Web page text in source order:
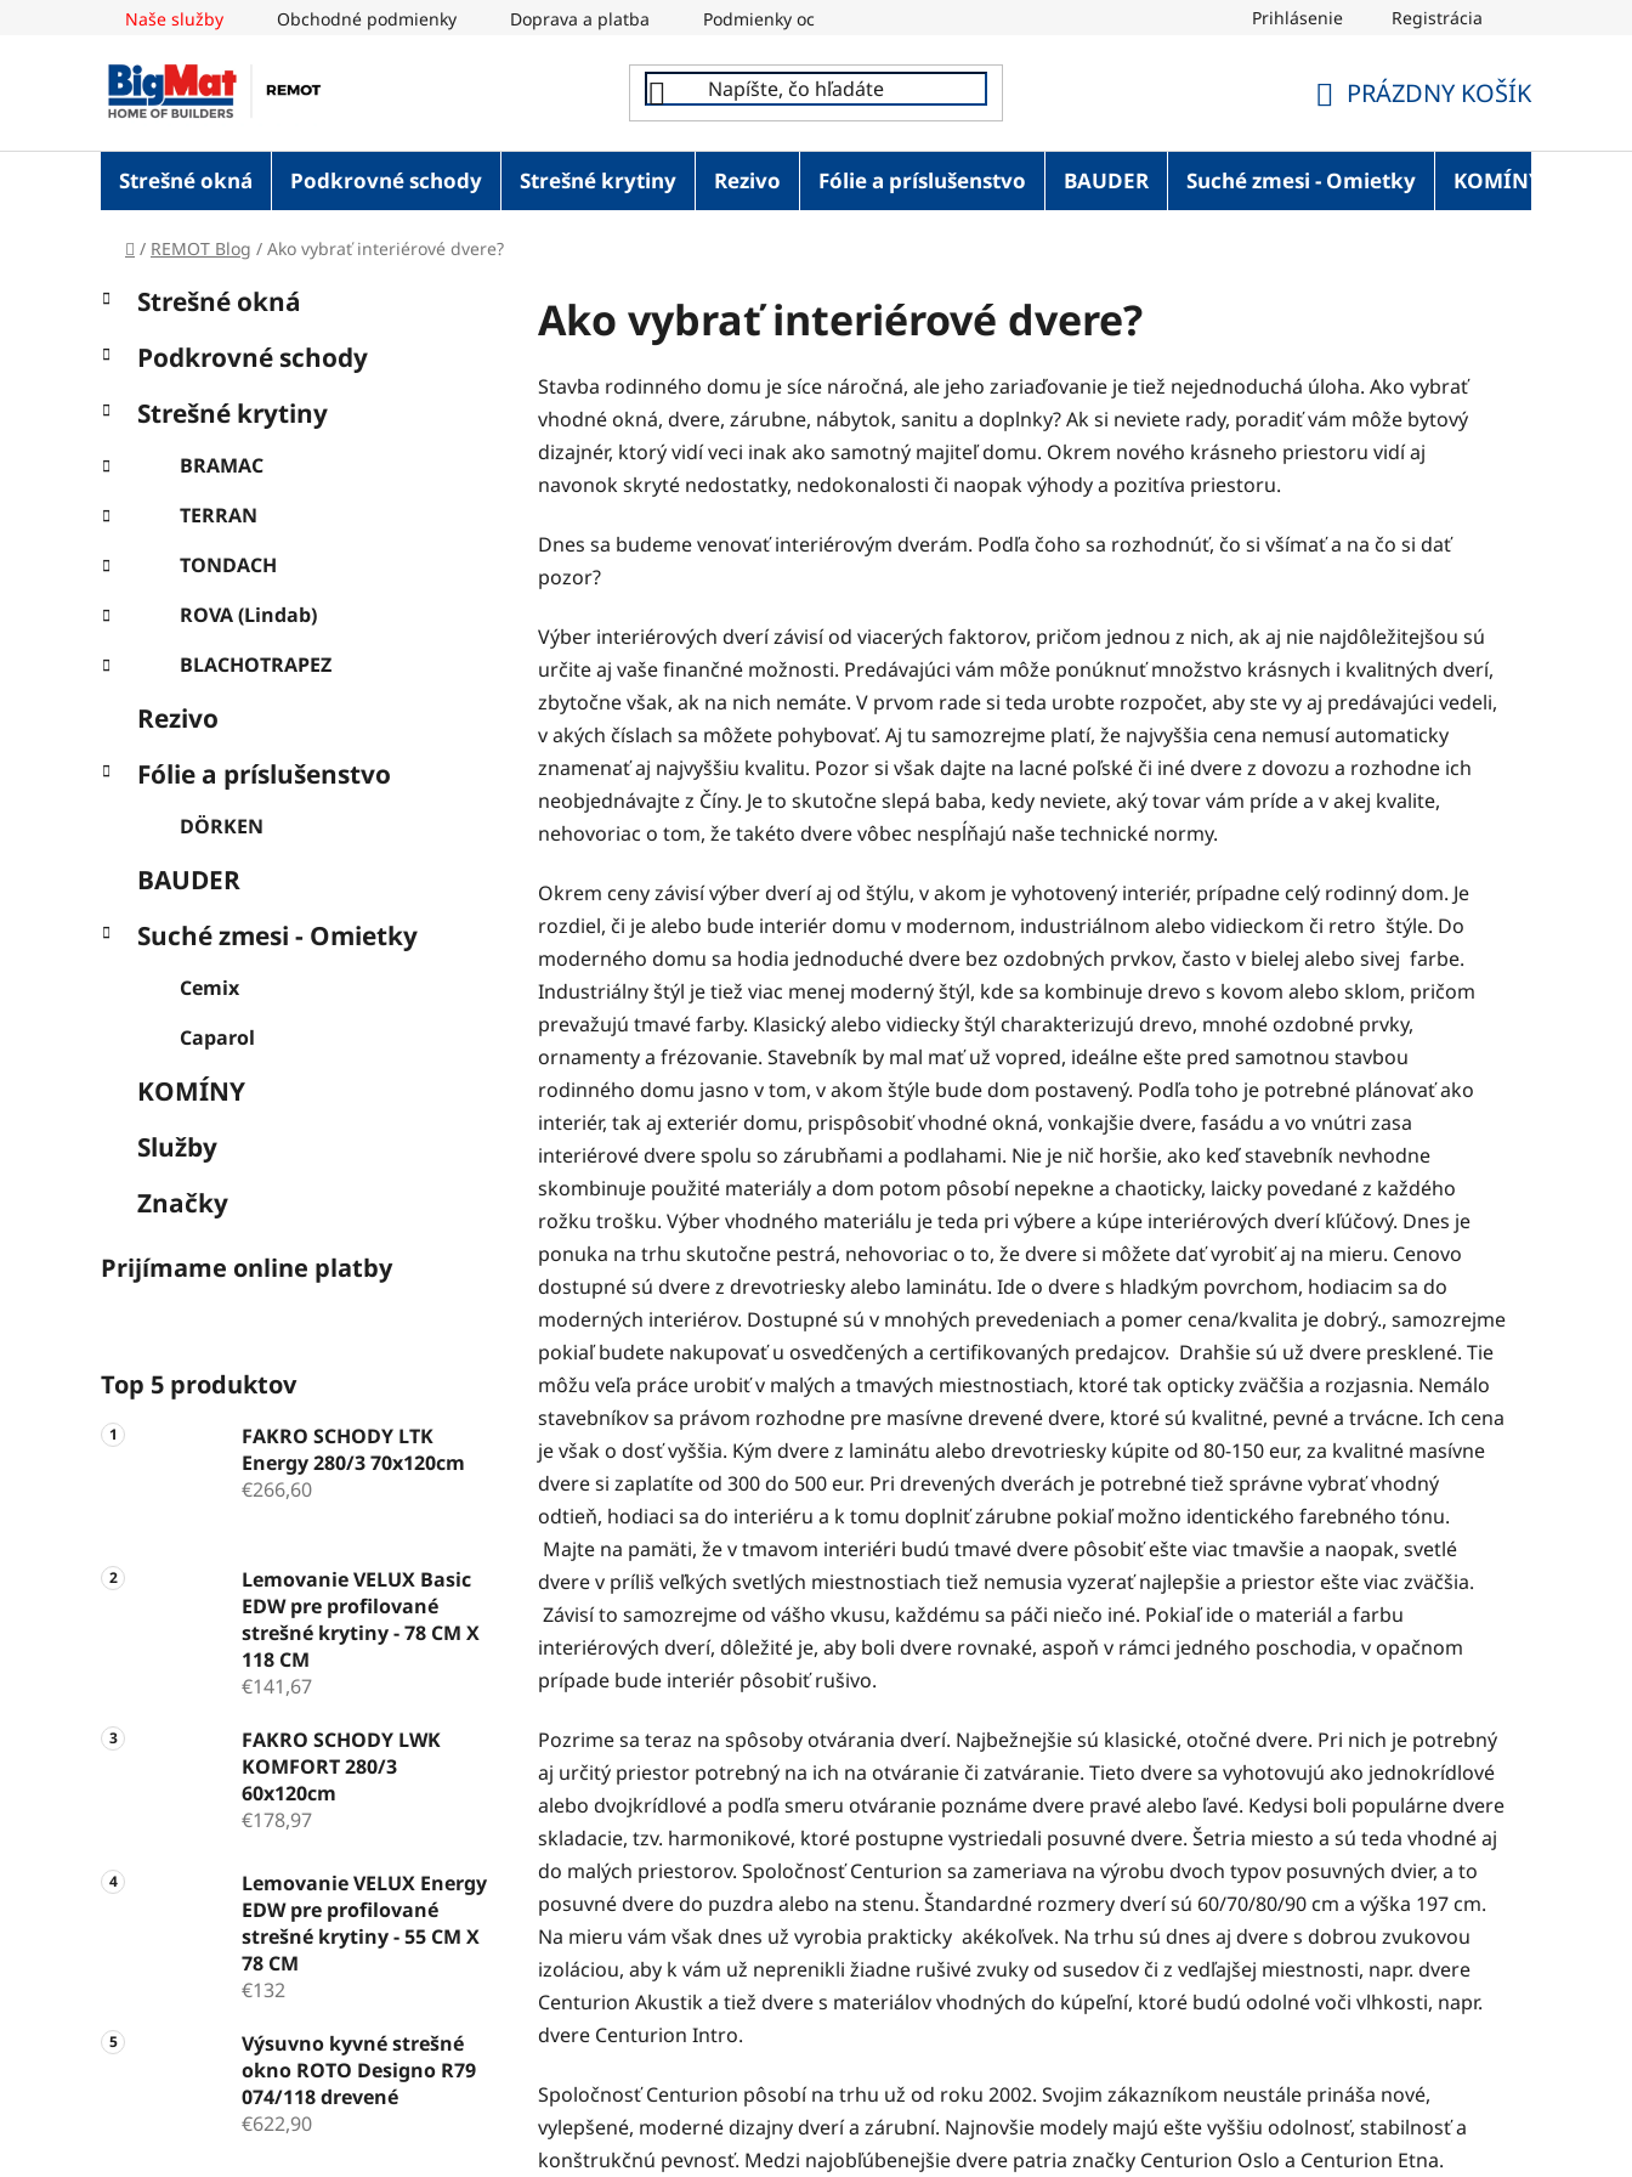
Naše služby Obchodné podmienky Doprava a platba Podmienky ochrany osobných údajov Strechaonline.sk - informácie z prvej ruky
Prihlásenie Registrácia
KOŠÍK
PRÁZDNY KOŠÍK
Strešné okná Podkrovné schody Strešné krytiny Rezivo Fólie a príslušenstvo BAUDER Suché zmesi - Omietky KOMÍNY
Domov
/ REMOT Blog / Ako vybrať interiérové dvere?
B
o
č
ý
a
n
l
kategórie
K
a
e
ó
i
Strešné okná
Podkrovné schody
Strešné krytiny
BRAMAC
TERRAN
TONDACH
ROVA (Lindab)
BLACHOTRAPEZ
Rezivo
Fólie a príslušenstvo
DÖRKEN
BAUDER
Suché zmesi - Omietky
Cemix
Caparol
KOMÍNY
Služby
Značky
Prijímame online platby
Top 5 produktov
FAKRO SCHODY LTK
Energy 280/3 70x120cm
€266,60
Lemovanie VELUX Basic
EDW pre profilované
strešné krytiny - 78 CM X
118 CM
€141,67
FAKRO SCHODY LWK
KOMFORT 280/3
60x120cm
€178,97
Lemovanie VELUX Energy
EDW pre profilované
strešné krytiny - 55 CM X
78 CM
€132
Výsuvno kyvné strešné
okno ROTO Designo R79
074/118 drevené
€622,90
Ako vybrať interiérové dvere?
Stavba rodinného domu je síce náročná, ale jeho zariaďovanie je tiež nejednoduchá úloha. Ako vybrať
vhodné okná, dvere, zárubne, nábytok, sanitu a doplnky? Ak si neviete rady, poradiť vám môže bytový
dizajnér, ktorý vidí veci inak ako samotný majiteľ domu. Okrem nového krásneho priestoru vidí aj
navonok skryté nedostatky, nedokonalosti či naopak výhody a pozitíva priestoru.
Dnes sa budeme venovať interiérovým dverám. Podľa čoho sa rozhodnúť, čo si všímať a na čo si dať
pozor?
Výber interiérových dverí závisí od viacerých faktorov, pričom jednou z nich, ak aj nie najdôležitejšou sú
určite aj vaše finančné možnosti. Predávajúci vám môže ponúknuť množstvo krásnych i kvalitných dverí,
zbytočne však, ak na nich nemáte. V prvom rade si teda urobte rozpočet, aby ste vy aj predávajúci vedeli,
v akých číslach sa môžete pohybovať. Aj tu samozrejme platí, že najvyššia cena nemusí automaticky
znamenať aj najvyššiu kvalitu. Pozor si však dajte na lacné poľské či iné dvere z dovozu a rozhodne ich
neobjednávajte z Číny. Je to skutočne slepá baba, kedy neviete, aký tovar vám príde a v akej kvalite,
nehovoriac o tom, že takéto dvere vôbec nespĺňajú naše technické normy.
Okrem ceny závisí výber dverí aj od štýlu, v akom je vyhotovený interiér, prípadne celý rodinný dom. Je
rozdiel, či je alebo bude interiér domu v modernom, industriálnom alebo vidieckom či retro štýle. Do
moderného domu sa hodia jednoduché dvere bez ozdobných prvkov, často v bielej alebo sivej farbe.
Industriálny štýl je tiež viac menej moderný štýl, kde sa kombinuje drevo s kovom alebo sklom, pričom
prevažujú tmavé farby. Klasický alebo vidiecky štýl charakterizujú drevo, mnohé ozdobné prvky,
ornamenty a frézovanie. Stavebník by mal mať už vopred, ideálne ešte pred samotnou stavbou
rodinného domu jasno v tom, v akom štýle bude dom postavený. Podľa toho je potrebné plánovať ako
interiér, tak aj exteriér domu, prispôsobiť vhodné okná, vonkajšie dvere, fasádu a vo vnútri zasa
interiérové dvere spolu so zárubňami a podlahami. Nie je nič horšie, ako keď stavebník nevhodne
skombinuje použité materiály a dom potom pôsobí nepekne a chaoticky, laicky povedané z každého
rožku trošku. Výber vhodného materiálu je teda pri výbere a kúpe interiérových dverí kľúčový. Dnes je
ponuka na trhu skutočne pestrá, nehovoriac o to, že dvere si môžete dať vyrobiť aj na mieru. Cenovo
dostupné sú dvere z drevotriesky alebo laminátu. Ide o dvere s hladkým povrchom, hodiacim sa do
moderných interiérov. Dostupné sú v mnohých prevedeniach a pomer cena/kvalita je dobrý., samozrejme
pokiaľ budete nakupovať u osvedčených a certifikovaných predajcov. Drahšie sú už dvere presklené. Tie
môžu veľa práce urobiť v malých a tmavých miestnostiach, ktoré tak opticky zväčšia a rozjasnia. Nemálo
stavebníkov sa právom rozhodne pre masívne drevené dvere, ktoré sú kvalitné, pevné a trvácne. Ich cena
je však o dosť vyššia. Kým dvere z laminátu alebo drevotriesky kúpite od 80-150 eur, za kvalitné masívne
dvere si zaplatíte od 300 do 500 eur. Pri drevených dverách je potrebné tiež správne vybrať vhodný
odtieň, hodiaci sa do interiéru a k tomu doplniť zárubne pokiaľ možno identického farebného tónu.
Majte na pamäti, že v tmavom interiéri budú tmavé dvere pôsobiť ešte viac tmavšie a naopak, svetlé
dvere v príliš veľkých svetlých miestnostiach tiež nemusia vyzerať najlepšie a priestor ešte viac zväčšia.
Závisí to samozrejme od vášho vkusu, každému sa páči niečo iné. Pokiaľ ide o materiál a farbu
interiérových dverí, dôležité je, aby boli dvere rovnaké, aspoň v rámci jedného poschodia, v opačnom
prípade bude interiér pôsobiť rušivo.
Pozrime sa teraz na spôsoby otvárania dverí. Najbežnejšie sú klasické, otočné dvere. Pri nich je potrebný
aj určitý priestor potrebný na ich na otváranie či zatváranie. Tieto dvere sa vyhotovujú ako jednokrídlové
alebo dvojkrídlové a podľa smeru otváranie poznáme dvere pravé alebo ľavé. Kedysi boli populárne dvere
skladacie, tzv. harmonikové, ktoré postupne vystriedali posuvné dvere. Šetria miesto a sú teda vhodné aj
do malých priestorov. Spoločnosť Centurion sa zameriava na výrobu dvoch typov posuvných dvier, a to
posuvné dvere do puzdra alebo na stenu. Štandardné rozmery dverí sú 60/70/80/90 cm a výška 197 cm.
Na mieru vám však dnes už vyrobia prakticky akékoľvek. Na trhu sú dnes aj dvere s dobrou zvukovou
izoláciou, aby k vám už neprenikli žiadne rušivé zvuky od susedov či z vedľajšej miestnosti, napr. dvere
Centurion Akustik a tiež dvere s materiálov vhodných do kúpeľní, ktoré budú odolné voči vlhkosti, napr.
dvere Centurion Intro.
Spoločnosť Centurion pôsobí na trhu už od roku 2002. Svojim zákazníkom neustále prináša nové,
vylepšené, moderné dizajny dverí a zárubní. Najnovšie modely majú ešte vyššiu odolnosť, stabilnosť a
konštrukčnú pevnosť. Medzi najobľúbenejšie dvere patria značky Centurion Oslo a Centurion Etna.